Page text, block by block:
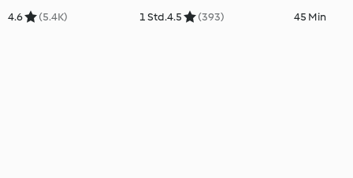
4.6 (5.4K) 1 Std.4.5 (393) 45 Min